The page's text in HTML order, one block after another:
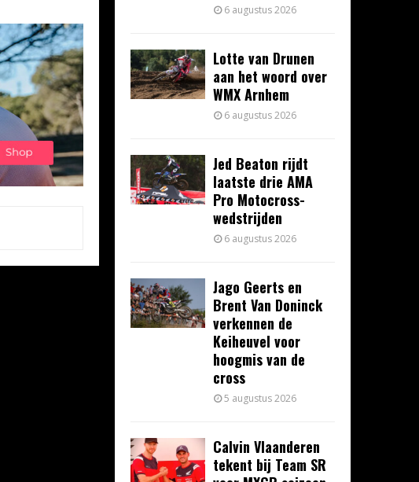
6 augustus 2026
Lotte van Drunen
aan het woord over
WMX Arnhem
6 augustus 2026
Jed Beaton rijdt
laatste drie AMA
Pro Motocross-
wedstrijden
6 augustus 2026
Jago Geerts en
Brent Van Doninck
verkennen de
Keiheuvel voor
hoogmis van de
cross
5 augustus 2026
Calvin Vlaanderen
tekent bij Team SR